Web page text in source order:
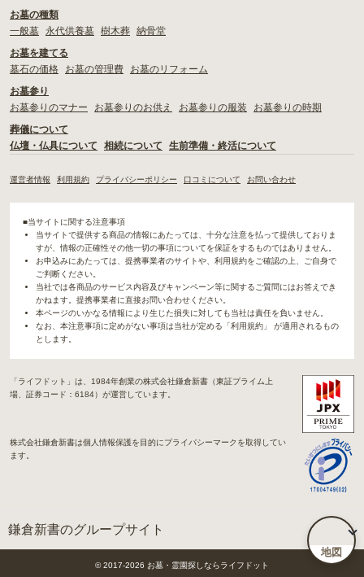
地図
お墓の種類
一般墓
永代供養墓 樹木葬 納骨堂
お墓を建てる
墓石の価格
お墓の管理費
お墓のリフォーム
お墓参り
お墓参りのマナー
お墓参りのお供え お墓参りの服装
お墓参りの時期
葬儀について
仏壇・仏具について
相続について 生前準備・終活について
運営者情報 利用規約 プライバシーポリシー 口コミについて お問い合わせ
■当サイトに関する注意事項
当サイトで提供する商品の情報にあたっては、十分な注意を払って提供しておりま
すが、情報の正確性その他一切の事項についてを保証をするものではありません。
お申込みにあたっては、提携事業者のサイトや、利用規約をご確認の上、ご自身で
ご判断ください。
当社では各商品のサービス内容及びキャンペーン等に関するご質問にはお答えでき
かねます。提携事業者に直接お問い合わせください。
本ページのいかなる情報により生じた損失に対しても当社は責任を負いません。
なお、本注意事項に定めがない事項は当社が定める「利用規約」 が適用されるもの
とします。
「ライフドット」は、1984年創業の株式会社鎌倉新書（東証プライム上
場、証券コード：6184）が運営しています。
株式会社鎌倉新書は個人情報保護を目的にプライバシーマークを取得してい
ます。
鎌倉新書のグループサイト
「Life.（ライフドット）」関連サイト
© 2017-2026 お墓・霊園探しならライフドット